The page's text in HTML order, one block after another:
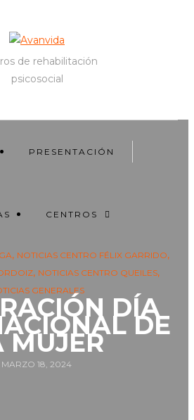
de rehabilitación
psicosocial
PRESENTACIÓN
CENTROS
, NOTICIAS CENTRO FÉLIX GARRIDO,
, NOTICIAS CENTRO QUEILES,
GENERALES
DÍA
DE
MUJER
MARZO 18, 2024